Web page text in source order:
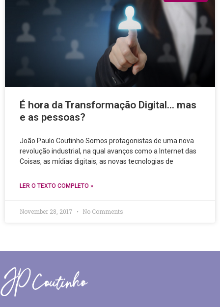
É hora da Transformação Digital… mas
e as pessoas?
João Paulo Coutinho Somos protagonistas de uma nova
revolução industrial, na qual avanços como a Internet das
Coisas, as mídias digitais, as novas tecnologias de
LER O TEXTO COMPLETO »
November 28, 2017 No Comments